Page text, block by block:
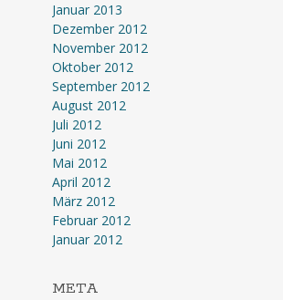
Januar 2013
Dezember 2012
November 2012
Oktober 2012
September 2012
August 2012
Juli 2012
Juni 2012
Mai 2012
April 2012
März 2012
Februar 2012
Januar 2012
META